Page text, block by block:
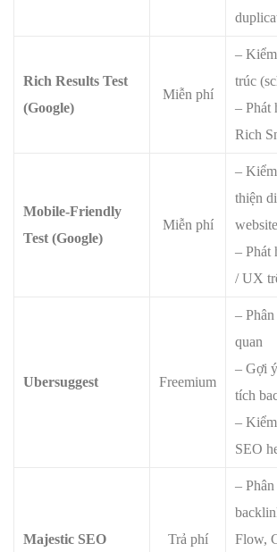
Rich Results Test
(Google)
Miễn phí
–
trúc
– Phát
Rich
Mobile-Friendly
Test (Google)
Miễn phí
–
thiện
website
– Phát
/ UX
Ubersuggest Freemium
–
quan
– Gợi
tích
–
SEO
Majestic SEO Trả phí
–
Flow,